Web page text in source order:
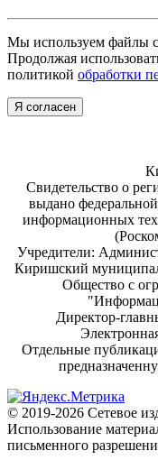
Мы используем файлы
Продолжая
политикой обработки
Я согласен
Свидетельство о
выдано
информационных
Учредители:
Киришский
Общество с
Директор-
Отдельные
© 2019-2026 Сетевое
Использование
письменного